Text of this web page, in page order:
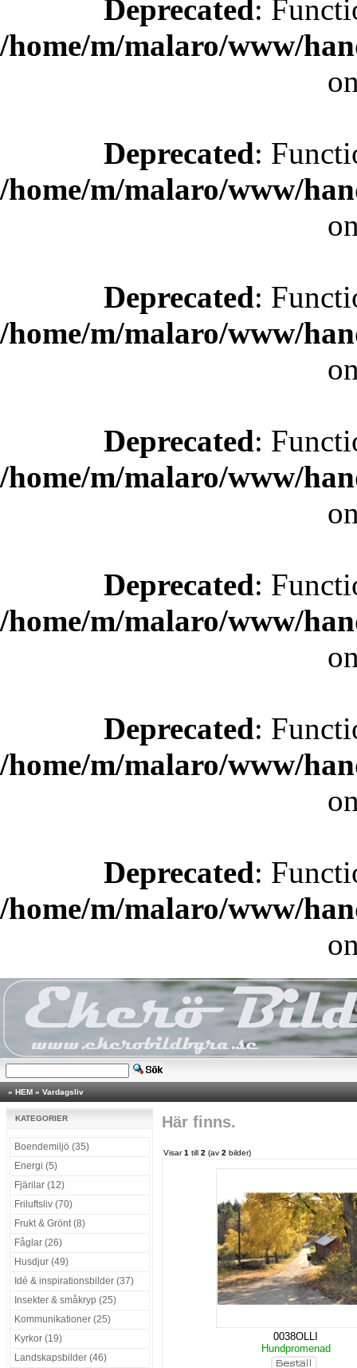
Deprecated:
/home/m/malaro/www/
Deprecated:
/home/m/malaro/www/
Deprecated:
/home/m/malaro/www/
Deprecated:
/home/m/malaro/www/
Deprecated:
/home/m/malaro/www/
Deprecated:
/home/m/malaro/www/
Deprecated:
/home/m/malaro/www/
» HEM » Vardagsliv
KATEGORIER
Boendemiljö (35)
Energi (5)
Fjärilar (12)
Friluftsliv (70)
Frukt & Grönt (8)
Fåglar (26)
Husdjur (49)
Idé & inspirationsbilder (37)
Insekter & småkryp (25)
Kommunikationer (25)
Kyrkor (19)
Landskapsbilder (46)
Här finns.
Visar1 till 2 (av 2 bilder)
0038OLLI
Hundpromenad